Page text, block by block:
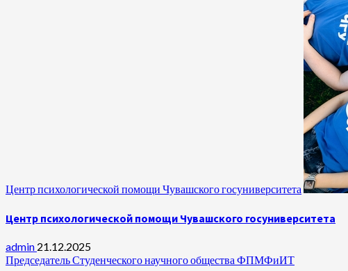
Центр психологической помощи Чувашского госуниверситета
Центр психологической помощи Чувашского госуниверситета
admin 21.12.2025
Председатель Студенческого научного общества ФПМФиИТ